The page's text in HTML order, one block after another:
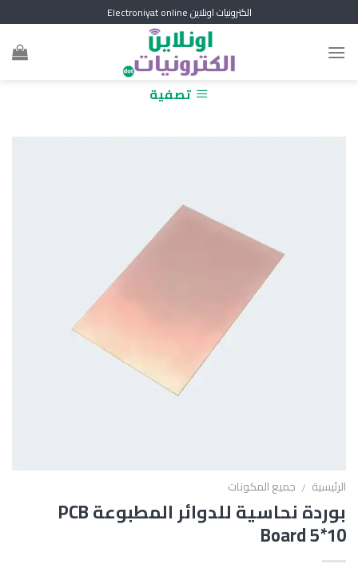
to
content
الكترونيات اونلاين Electroniyat online
تصفية
الرئيسية / جميع المكونات
بوردة نحاسية للدوائر المطبوعة PCB
Board 5*10